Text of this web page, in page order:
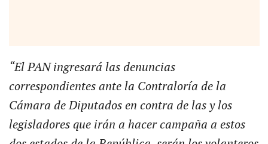
“El PAN ingresará las denuncias
correspondientes ante la Contraloría de la
Cámara de Diputados en contra de las y los
legisladores que irán a hacer campaña a estos